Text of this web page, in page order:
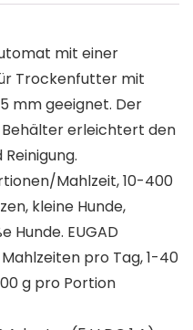
mit einer
Trockenfutter mit
mm geeignet. Der
erleichtert den
Mahlzeit, 10-400
kleine Hunde,
Hunde. EUGAD
pro Tag, 1-40
g pro Portion